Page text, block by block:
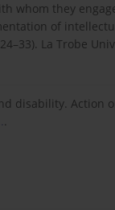
whom they
of
La Trobe
disability. Action
.